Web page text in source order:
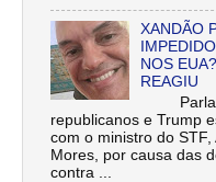
XANDÃO
NOS
REAGIU
republicanos e Trump
com o ministro do STF,
Mores, por causa das
contra ...